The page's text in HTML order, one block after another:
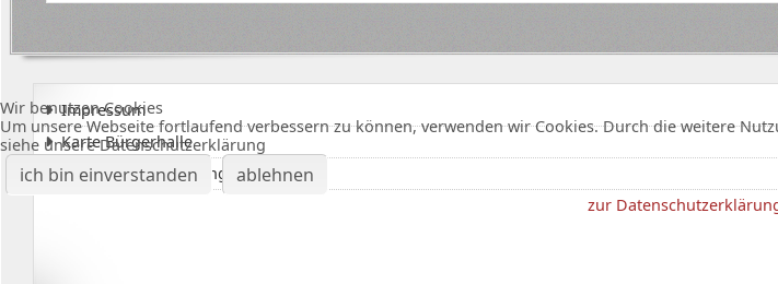
Impressum
Karte Bürgerhalle
Datenschutzerklärung
Wir benutzen Cookies
Um unsere Webseite fortlaufend verbessern zu können, verwenden wir Cookies. Durch die weitere
siehe unsere Datenschutzerklärung
ich bin einverstanden ablehnen
zur